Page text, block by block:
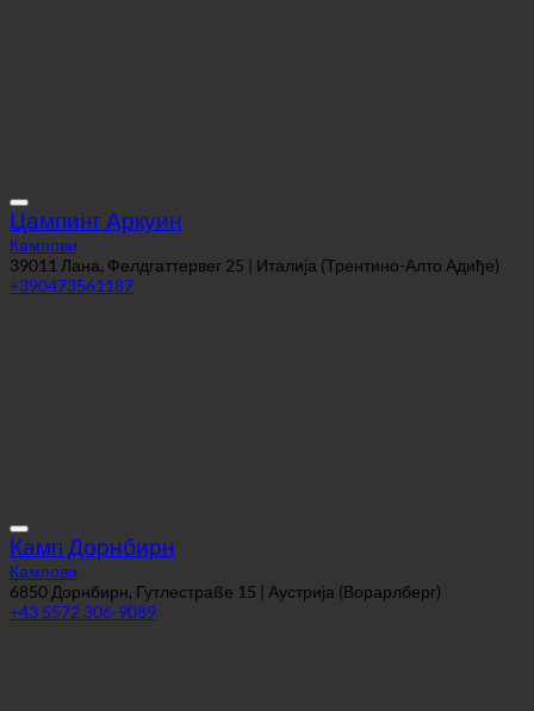
Цампинг Аркуин
Кампови
39011 Лана, Фелдгаттервег 25 | Италија (Трентино-Алто Адиђе)
+390473561187
Камп Дорнбирн
Кампови
6850 Дорнбирн, Гутлестраßе 15 | Аустрија (Ворарлберг)
+43 5572 306-9089